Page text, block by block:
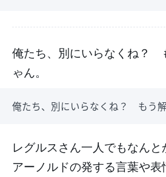
俺たち、別にいらなくね？
ゃん。
俺たち、別にいらなくね？ もう解
レグルスさん一人でもなんと
アーノルドの発する言葉や